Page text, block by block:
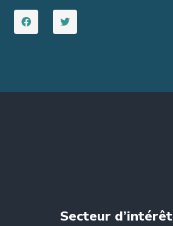
Secteur d’intérêt